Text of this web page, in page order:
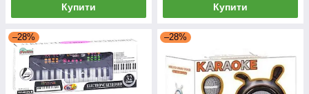
Купити Купити
–28% –28%